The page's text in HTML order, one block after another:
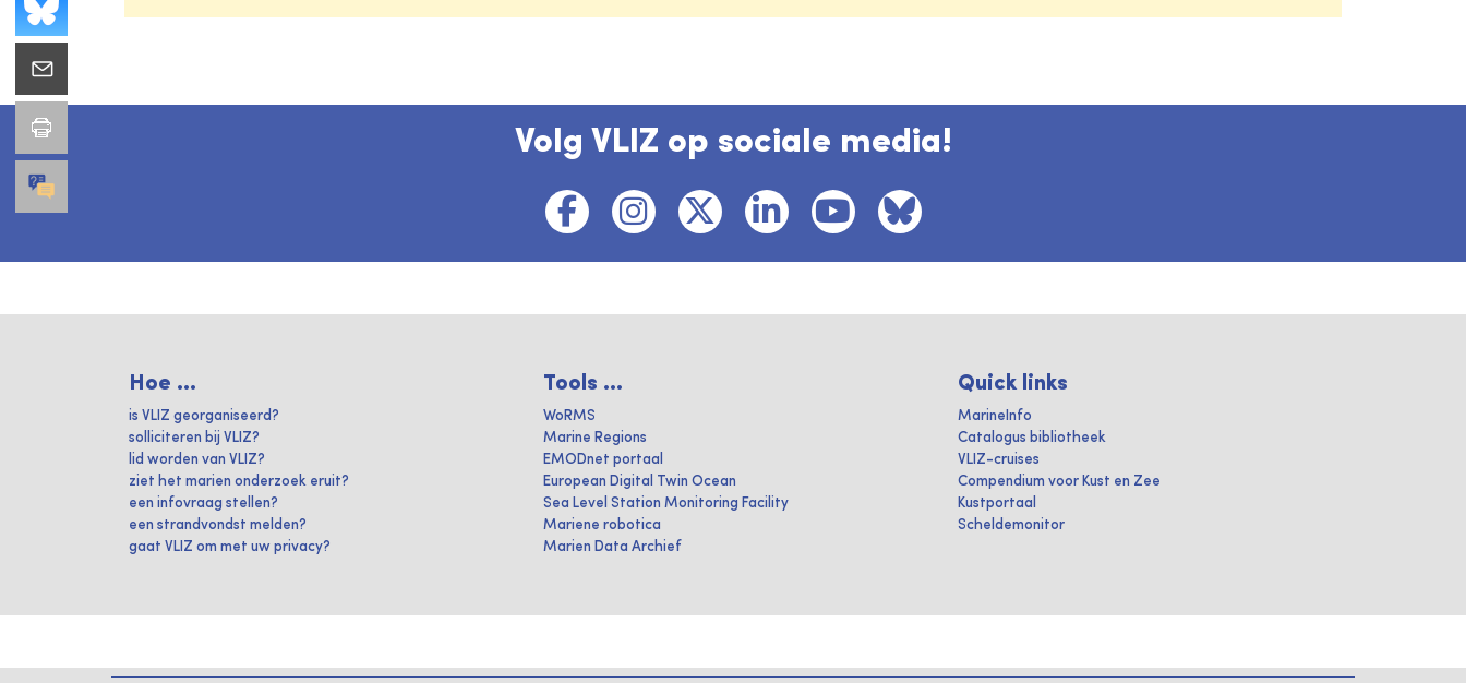
Volg VLIZ op sociale media!
Hoe ...
is VLIZ georganiseerd?
solliciteren bij VLIZ?
lid worden van VLIZ?
ziet het marien onderzoek eruit?
een infovraag stellen?
een strandvondst melden?
gaat VLIZ om met uw privacy?
Tools ...
WoRMS
Marine Regions
EMODnet portaal
European Digital Twin Ocean
Sea Level Station Monitoring Facility
Mariene robotica
Marien Data Archief
Quick links
MarineInfo
Catalogus bibliotheek
VLIZ-cruises
Compendium voor Kust en Zee
Kustportaal
Scheldemonitor